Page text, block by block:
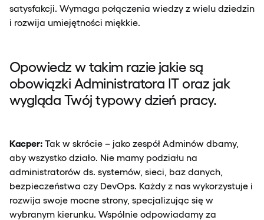
satysfakcji. Wymaga połączenia wiedzy z wielu dziedzin
i rozwija umiejętności miękkie.
Opowiedz w takim razie jakie są
obowiązki Administratora IT oraz jak
wygląda Twój typowy dzień pracy.
Kacper: Tak w skrócie – jako zespół Adminów dbamy,
aby wszystko działo. Nie mamy podziału na
administratorów ds. systemów, sieci, baz danych,
bezpieczeństwa czy DevOps. Każdy z nas wykorzystuje i
rozwija swoje mocne strony, specjalizując się w
wybranym kierunku. Wspólnie odpowiadamy za